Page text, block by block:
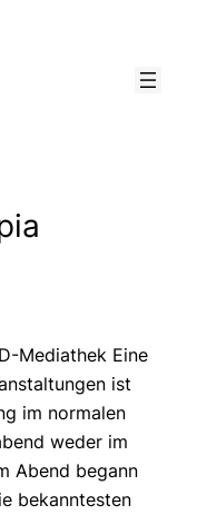
Mediathek Eine
ist
im normalen
weder im
Abend begann
bekanntesten